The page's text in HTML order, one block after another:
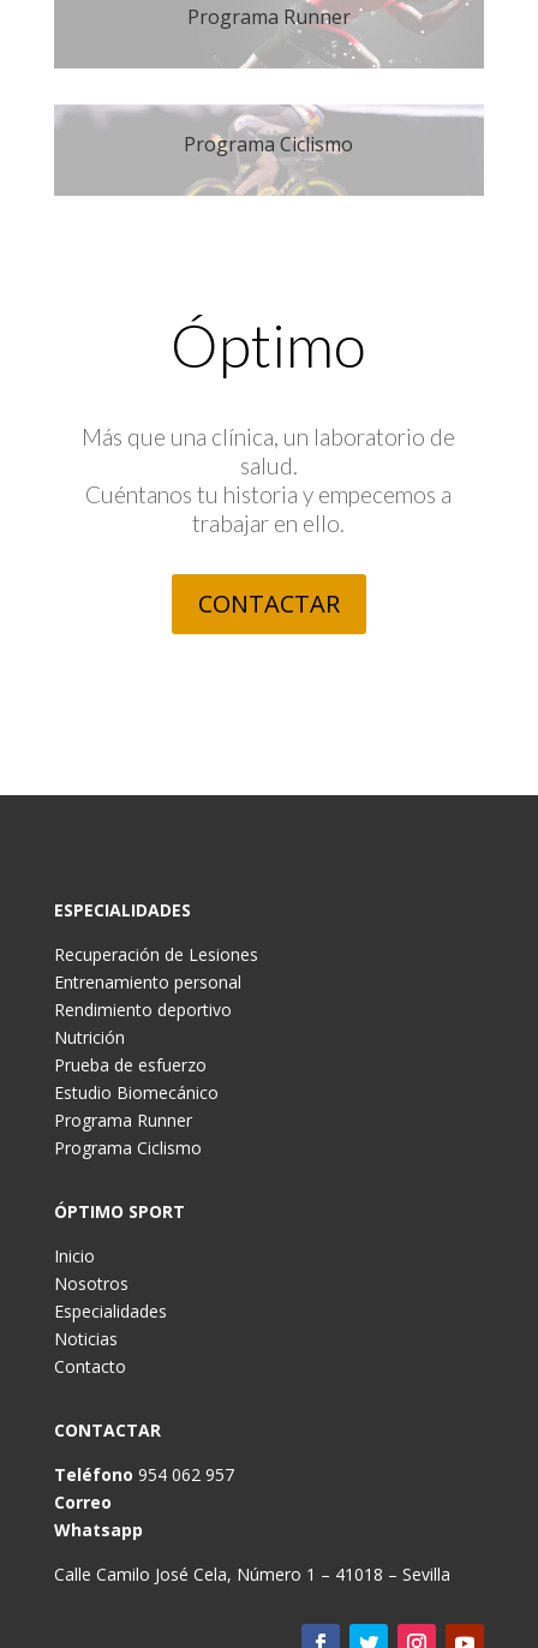
Programa Runner
Programa Ciclismo
Óptimo
Más que una clínica, un laboratorio de
salud.
Cuéntanos tu historia y empecemos a
trabajar en ello.
CONTACTAR
ESPECIALIDADES
Recuperación de Lesiones
Entrenamiento personal
Rendimiento deportivo
Nutrición
Prueba de esfuerzo
Estudio Biomecánico
Programa Runner
Programa Ciclismo
ÓPTIMO SPORT
Inicio
Nosotros
Especialidades
Noticias
Contacto
CONTACTAR
Teléfono 954 062 957
Correo
Whatsapp
Calle Camilo José Cela, Número 1 – 41018 – Sevilla